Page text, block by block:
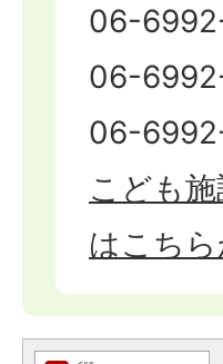
06-
06-
06-
こども
はこちら